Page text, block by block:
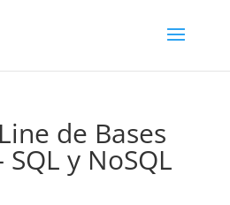
de Bases
y NoSQL